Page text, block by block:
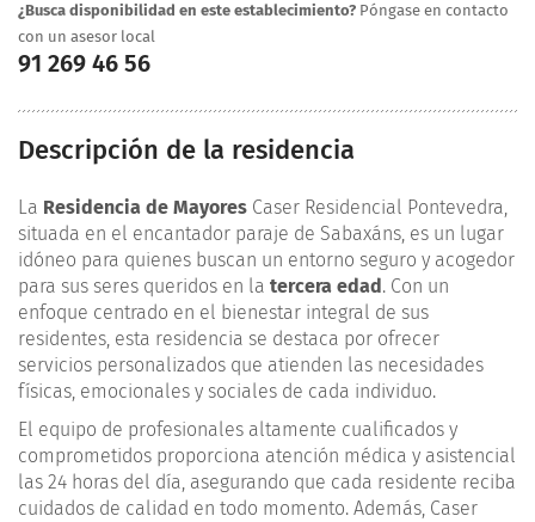
¿Busca disponibilidad en este establecimiento? Póngase en contacto
con un asesor local
91 269 46 56
Descripción de la residencia
La Residencia de Mayores Caser Residencial Pontevedra,
situada en el encantador paraje de Sabaxáns, es un lugar
idóneo para quienes buscan un entorno seguro y acogedor
para sus seres queridos en la tercera edad . Con un
enfoque centrado en el bienestar integral de sus
residentes, esta residencia se destaca por ofrecer
servicios personalizados que atienden las necesidades
físicas, emocionales y sociales de cada individuo.
El equipo de profesionales altamente cualificados y
comprometidos proporciona atención médica y asistencial
las 24 horas del día, asegurando que cada residente reciba
cuidados de calidad en todo momento. Además, Caser